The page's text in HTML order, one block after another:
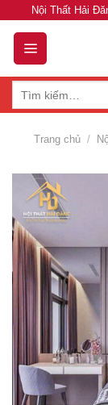
content
Nội Thất Hải
Trang chủ /